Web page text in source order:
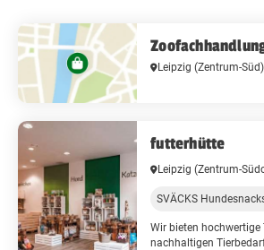
Leipzig(Zentrum-Süd)
futterhütte
Leipzig(Zentrum-
SVÄCKS
Wir bieten hochwertige
nachhaltigen